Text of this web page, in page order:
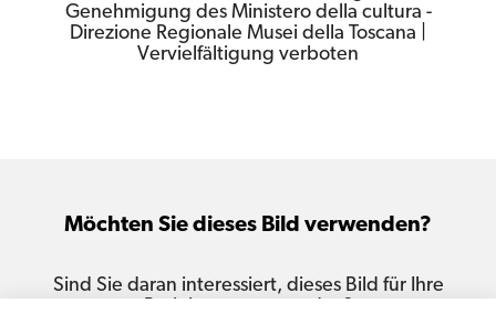
Genehmigung des Ministero della cultura -
Direzione Regionale Musei della Toscana |
Vervielfältigung verboten
Möchten Sie dieses Bild verwenden?
Sind Sie daran interessiert, dieses Bild für Ihre